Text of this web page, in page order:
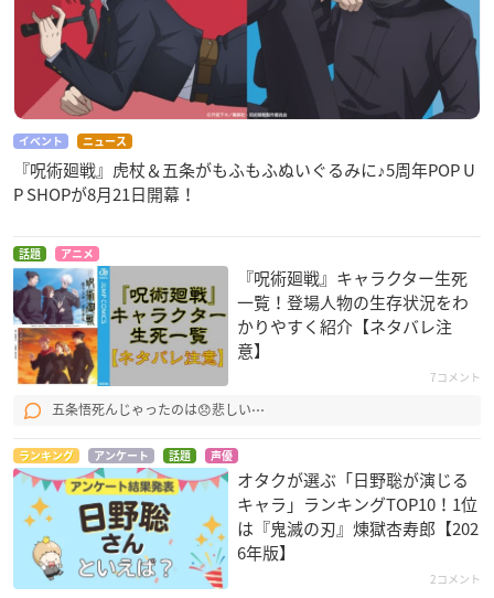
イベント ニュース
『呪術廻戦』虎杖＆五条がもふもふぬいぐるみに♪5周年POP U
P SHOPが8月21日開幕！
話題 アニメ
『呪術廻戦』キャラクター生死
一覧！登場人物の生存状況をわ
かりやすく紹介【ネタバレ注
意】
7コメント
五条悟死んじゃったのは😞悲しい⋯
ランキング アンケート 話題 声優
オタクが選ぶ「日野聡が演じる
キャラ」ランキングTOP10！1位
は『鬼滅の刃』煉󠄁獄杏寿郎【202
6年版】
2コメント